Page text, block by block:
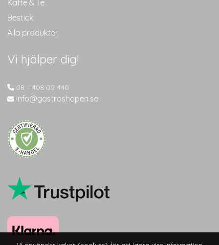
Kaffe & Te
Bestick
Alla produkter
Vi hjälper dig!
08 – 408 00 440
info@gastroshopen.se